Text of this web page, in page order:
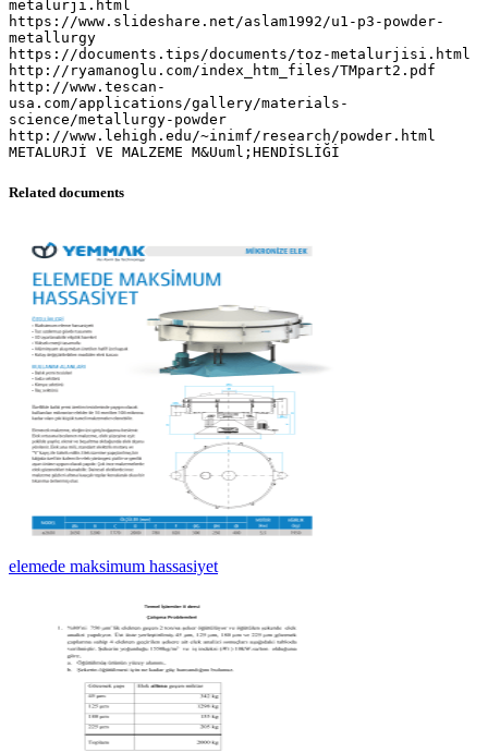
Related documents
elemede maksimum hassasiyet